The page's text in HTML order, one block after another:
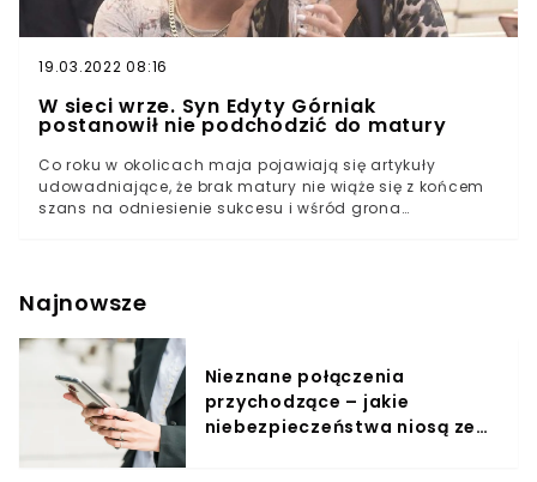
19.03.2022 08:16
W sieci wrze. Syn Edyty Górniak
postanowił nie podchodzić do matury
Co roku w okolicach maja pojawiają się artykuły
udowadniające, że brak matury nie wiąże się z końcem
szans na odniesienie sukcesu i wśród grona
Edyty Górniak sam miał podejść do egzaminu
dojrzałości. Jeszcze do niedawna padały deklaracje, iż
w maju zasiądzie z innymi maturzystami na salach
egzaminacyjnych.
Najnowsze
Nieznane połączenia
przychodzące – jakie
niebezpieczeństwa niosą ze